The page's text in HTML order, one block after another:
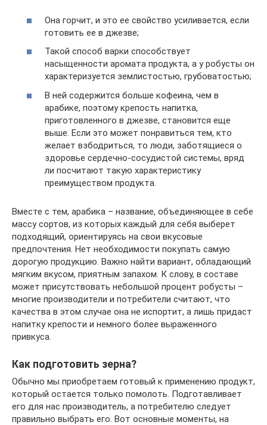
Она горчит, и это ее свойство усиливается, если
готовить ее в джезве;
Такой способ варки способствует
насыщенности аромата продукта, а у робусты он
характеризуется землистостью, грубоватостью;
В ней содержится больше кофеина, чем в
арабике, поэтому крепость напитка,
приготовленного в джезве, становится еще
выше. Если это может понравиться тем, кто
желает взбодриться, то люди, заботящиеся о
здоровье сердечно-сосудистой системы, вряд
ли посчитают такую характеристику
преимуществом продукта.
Вместе с тем, арабика – название, объединяющее в себе
массу сортов, из которых каждый для себя выберет
подходящий, ориентируясь на свои вкусовые
предпочтения. Нет необходимости покупать самую
дорогую продукцию. Важно найти вариант, обладающий
мягким вкусом, приятным запахом. К слову, в составе
может присутствовать небольшой процент робусты –
многие производители и потребители считают, что
качества в этом случае она не испортит, а лишь придаст
напитку крепости и немного более выраженного
привкуса.
Как подготовить зерна?
Обычно мы приобретаем готовый к применению продукт,
который остается только помолоть. Подготавливает
его для нас производитель, а потребителю следует
правильно выбрать его. Вот основные моменты, на